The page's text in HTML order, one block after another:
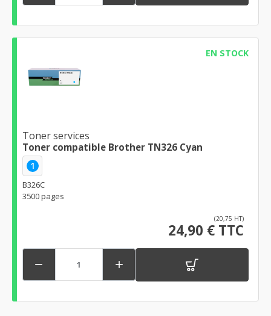
EN STOCK
Toner services
Toner compatible Brother TN326 Cyan
1
B326C
3500 pages
(20,75 HT)
24,90 € TTC
 